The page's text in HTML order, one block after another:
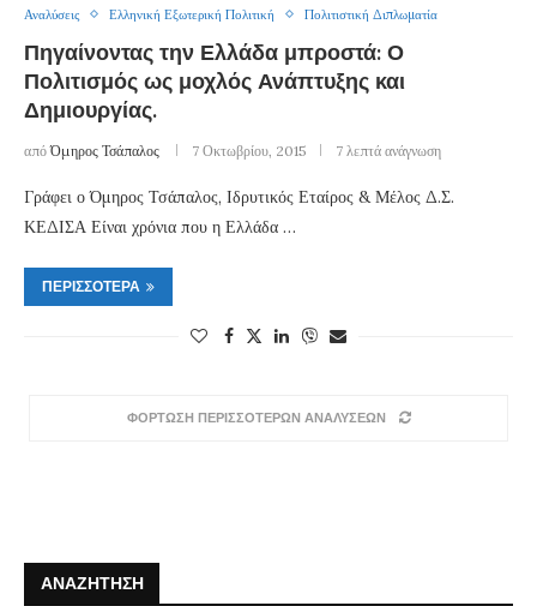
Αναλύσεις Ελληνική Εξωτερική Πολιτική Πολιτιστική Διπλωματία
Πηγαίνοντας την Ελλάδα μπροστά: Ο
Πολιτισμός ως μοχλός Ανάπτυξης και
Δημιουργίας.
απόΌμηρος Τσάπαλος 7 Οκτωβρίου, 2015 7 λεπτά ανάγνωση
Γράφει ο Όμηρος Τσάπαλος, Ιδρυτικός Εταίρος & Μέλος Δ.Σ.
ΚΕΔΙΣΑ Είναι χρόνια που η Ελλάδα …
ΠΕΡΙΣΣΌΤΕΡΑ
ΦΟΡΤΩΣΗ ΠΕΡΙΣΣΟΤΕΡΩΝ ΑΝΑΛΥΣΕΩΝ
ΑΝΑΖΉΤΗΣΗ